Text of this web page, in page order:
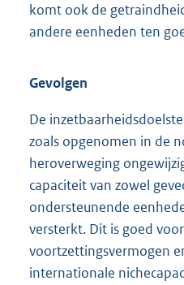
komt ook de
andere eenheden ten
Gevolgen
De
zoals opgenomen in de
heroverweging
capaciteit van zowel
ondersteunende
versterkt. Dit is goed
voortzettingsvermogen
internationale